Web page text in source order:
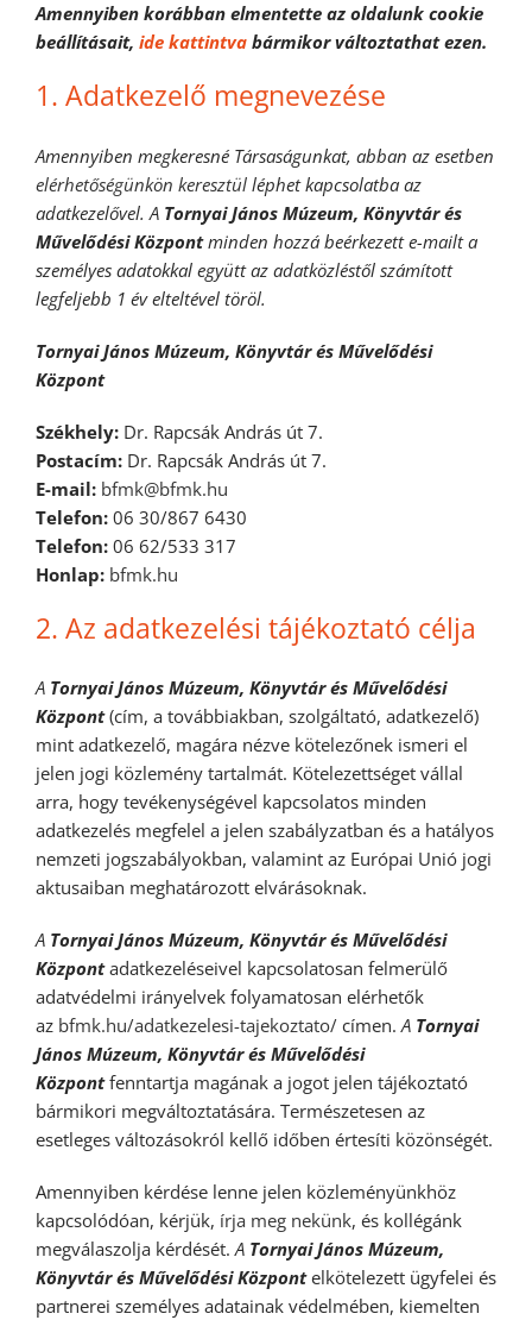
Amennyiben korábban elmentette az oldalunk cookie
beállításait, ide kattintva bármikor változtathat ezen.
1. Adatkezelő megnevezése
Amennyiben megkeresné Társaságunkat, abban az esetben
elérhetőségünkön keresztülléphet kapcsolatba az
adatkezelővel. A Tornyai János Múzeum, Könyvtár és
Művelődési Központminden hozzá beérkezett e-mailt a
személyes adatokkal együtt az adatközléstől számított
legfeljebb 1 év elteltével töröl.
Tornyai János Múzeum, Könyvtár és Művelődési
Központ
Székhely:Dr. Rapcsák András út 7.
Postacím:Dr. Rapcsák András út 7.
E-mail: bfmk@bfmk.hu
Telefon:06 30/867 6430
Telefon: 06 62/533 317
Honlap: bfmk.hu
2. Az adatkezelési tájékoztató célja
A Tornyai János Múzeum, Könyvtár és Művelődési
Központ(cím, a továbbiakban, szolgáltató, adatkezelő)
mint adatkezelő, magára nézve kötelezőnek ismeri el
jelen jogi közlemény tartalmát. Kötelezettséget vállal
arra, hogy tevékenységével kapcsolatos minden
adatkezelés megfelel a jelen szabályzatban és a hatályos
nemzeti jogszabályokban, valamint az Európai Unió jogi
aktusaiban meghatározott elvárásoknak.
A Tornyai János Múzeum, Könyvtár és Művelődési
Központadatkezeléseivel kapcsolatosan felmerülő
adatvédelmi irányelvek folyamatosan elérhetők
az bfmk.hu/adatkezelesi-tajekoztato/címen.A Tornyai
János Múzeum, Könyvtár és Művelődési
Központfenntartja magának a jogot jelen tájékoztató
bármikori megváltoztatására. Természetesen az
esetleges változásokról kellő időben értesíti közönségét.
Amennyiben kérdése lenne jelen közleményünkhöz
kapcsolódóan, kérjük, írja meg nekünk, és kollégánk
megválaszolja kérdését.A Tornyai János Múzeum,
Könyvtár és Művelődési Központelkötelezett ügyfelei és
partnerei személyes adatainak védelmében, kiemelten